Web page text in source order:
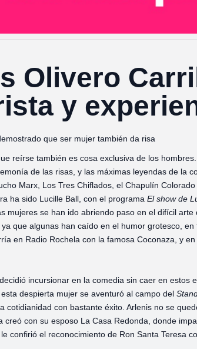
Olivero
y
que ser mujer también da risa
reírse también es cosa exclusiva de los
de las risas, y las máximas leyendas de la
Marx, Los Tres Chiflados, el Chapulín
ha sido Lucille Ball, con el programa El show de
mujeres se han ido abriendo paso en el difícil
que algunas han caído en el humor grotesco,
en Radio Rochela con la famosa Coconaza, y
incursionar en la comedia sin caer en estos
despierta mujer se aventuró al campo del
cotidianidad con bastante éxito. Arlenis no se
creó con su esposo La Casa Redonda, donde
confirió el reconocimiento de Ron Santa Teresa